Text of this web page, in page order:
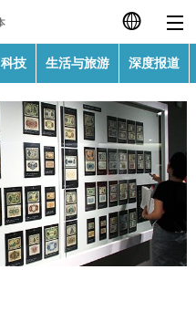
日本語
English
繁體字
Français
Español
科技 生活与旅游 深度报道